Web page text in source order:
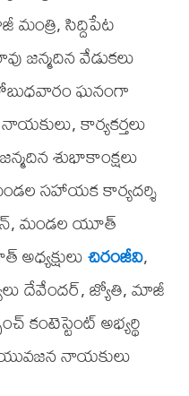
సిద్దిపేట
జన్మదిన వేడుకలు
ఘనంగా
కార్యకర్తలు
శుభాకాంక్షలు
సహాయక కార్యదర్శి
మండల యూత్
చిరంజీవి,
దేవేందర్, జ్యోతి, మాజీ
కంటెస్టెంట్ అభ్యర్థి
నాయకులు